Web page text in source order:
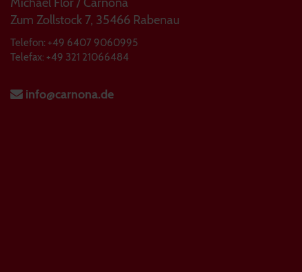
Zum Zollstock 7, 35466 Rabenau
Telefon: +49 6407 9060995
Telefax: +49 321 21066484
info@carnona.de